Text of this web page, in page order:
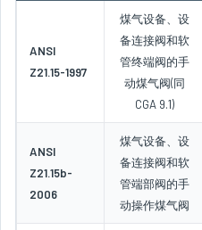
ANSI
Z21.15-1997
煤气设备、设
备连接阀和软
管终端阀的手
动煤气阀(同
CGA 9.1)
ANSI
Z21.15b-
2006
煤气设备、设
备连接阀和软
管端部阀的手
动操作煤气阀